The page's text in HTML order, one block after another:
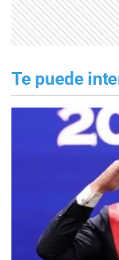
Te puede